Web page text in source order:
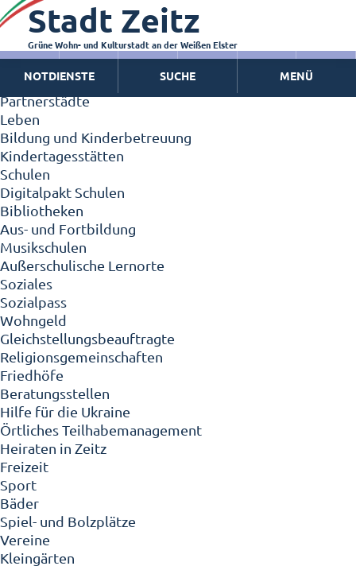
Zeitz - Die Kleinstadt
Willkommen in Zeitz!
Interview mit Oberbürgermeister Christian Thieme
Zeitz - Stadt der Zukunft
Ortschaften
Partnerstädte
Leben
Bildung und Kinderbetreuung
Kindertagesstätten
Schulen
Digitalpakt Schulen
Bibliotheken
Aus- und Fortbildung
Musikschulen
Außerschulische Lernorte
Soziales
Sozialpass
Wohngeld
Gleichstellungsbeauftragte
Religionsgemeinschaften
Friedhöfe
Beratungsstellen
Hilfe für die Ukraine
Örtliches Teilhabemanagement
Heiraten in Zeitz
Freizeit
Sport
Bäder
Spiel- und Bolzplätze
Vereine
Kleingärten
Stadt Zeitz
Grüne Wohn- und Kulturstadt an der Weißen Elster
NOTDIENSTE SUCHE MENÜ